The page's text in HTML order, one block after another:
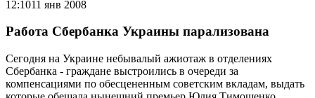
12:1011 янв 2008
Работа Сбербанка Украины парализована
Сегодня на Украине небывалый ажиотаж в отделениях
Сбербанка - граждане выстроились в очереди за
компенсациями по обесцененным советским вкладам, выдать